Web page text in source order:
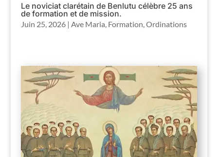
Le noviciat clarétain de Benlutu célèbre 25 ans
de formation et de mission.
Juin 25, 2026| Ave Maria, Formation,Ordinations